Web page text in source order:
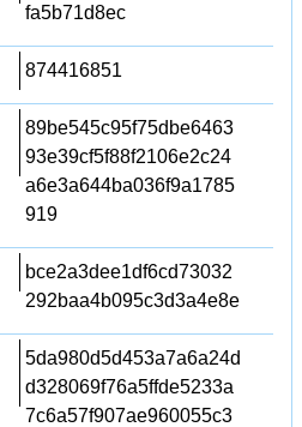
fa5b71d8ec
874416851
89be545c95f75dbe6463
93e39cf5f88f2106e2c24
a6e3a644ba036f9a1785
919
bce2a3dee1df6cd73032
292baa4b095c3d3a4e8e
5da980d5d453a7a6a24d
d328069f76a5ffde5233a
7c6a57f907ae960055c3